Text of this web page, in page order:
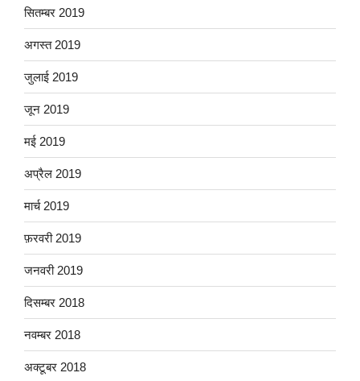
सितम्बर 2019
अगस्त 2019
जुलाई 2019
जून 2019
मई 2019
अप्रैल 2019
मार्च 2019
फ़रवरी 2019
जनवरी 2019
दिसम्बर 2018
नवम्बर 2018
अक्टूबर 2018